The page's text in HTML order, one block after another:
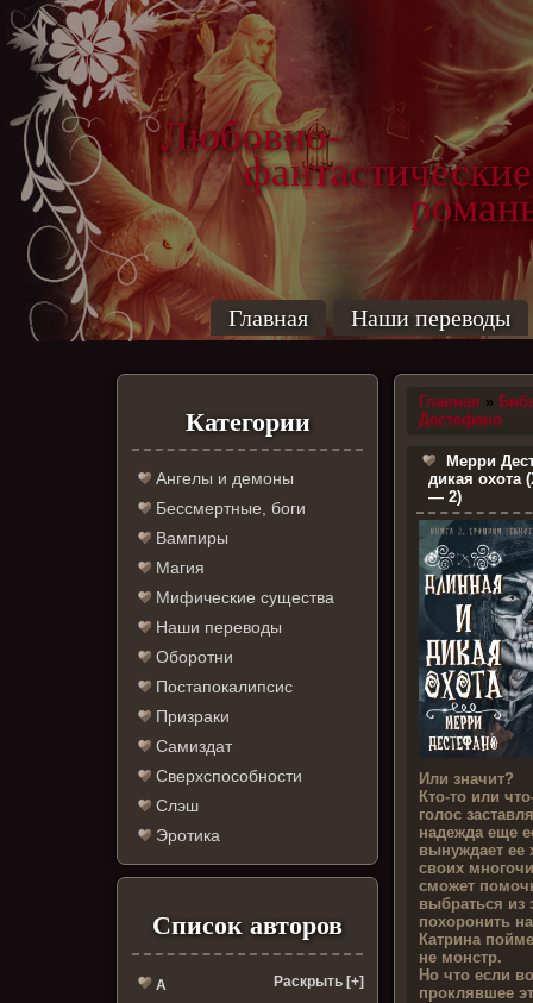
Любовно-
фантастические
Главная Наши переводы
Категории
Ангелы и демоны
Бессмертные, боги
Вампиры
Магия
Мифические существа
Наши переводы
Оборотни
Постапокалипсис
Призраки
Самиздат
Сверхспособности
Слэш
Эротика
Список авторов
А Раскрыть [+]
Главная »
Дестефано
Мерри
дикая охота
— 2)
Или значит?
Кто-то или
голос
надежда еще
вынуждает ее
своих
сможет
выбраться из
похоронить
Катрина
не монстр.
Но что если
проклявшее